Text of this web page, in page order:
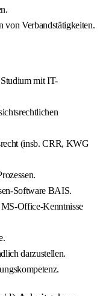
von Verbandstätigkeiten.
mit IT-
(insb. CRR, KWG
Software BAIS.
Office-Kenntnisse
darzustellen.